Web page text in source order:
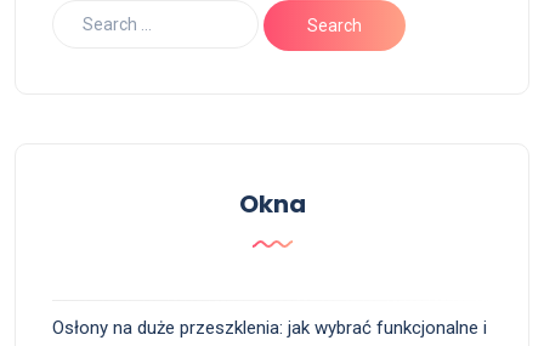
Okna
Osłony na duże przeszklenia: jak wybrać funkcjonalne i